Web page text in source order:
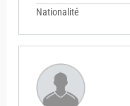
Nationalité